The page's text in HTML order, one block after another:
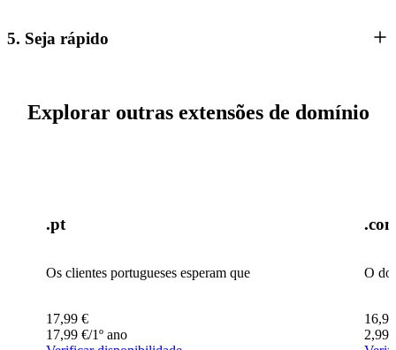
5. Seja rápido
Explorar outras extensões de domínio
.pt
Os clientes portugueses esperam que
17,99 €
17,99 €/1º ano
O
16,99
2,99